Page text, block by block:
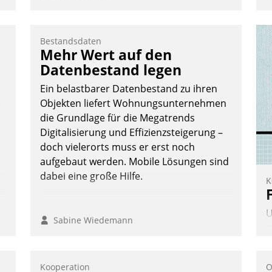
Bestandsdaten
Mehr Wert auf den
Datenbestand legen
Ein belastbarer Datenbestand zu ihren
Objekten liefert Wohnungsunternehmen
die Grundlage für die Megatrends
Digitalisierung und Effizienzsteigerung –
doch vielerorts muss er erst noch
aufgebaut werden. Mobile Lösungen sind
dabei eine große Hilfe.
Sabine Wiedemann
Kooperation